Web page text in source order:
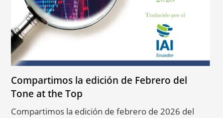
Compartimos la edición de Febrero del
Tone at the Top
Compartimos la edición de febrero de 2026 del